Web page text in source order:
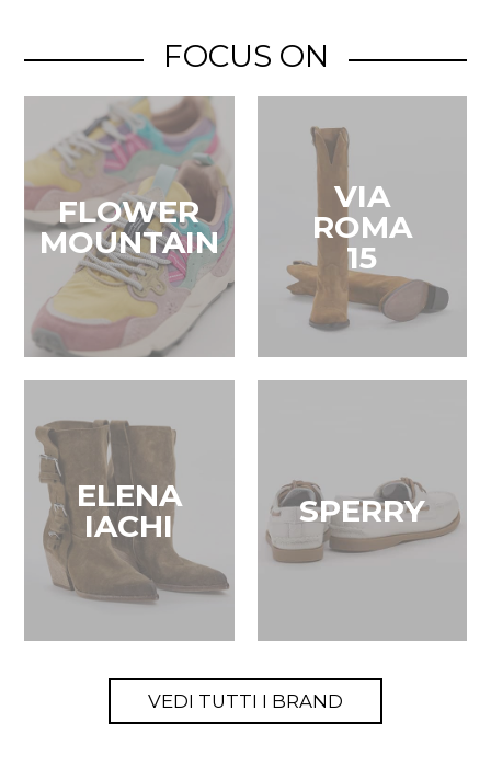
FOCUS ON
FLOWER
MOUNTAIN
VIA
ROMA
15
ELENA
IACHI
SPERRY
VEDI TUTTI I BRAND